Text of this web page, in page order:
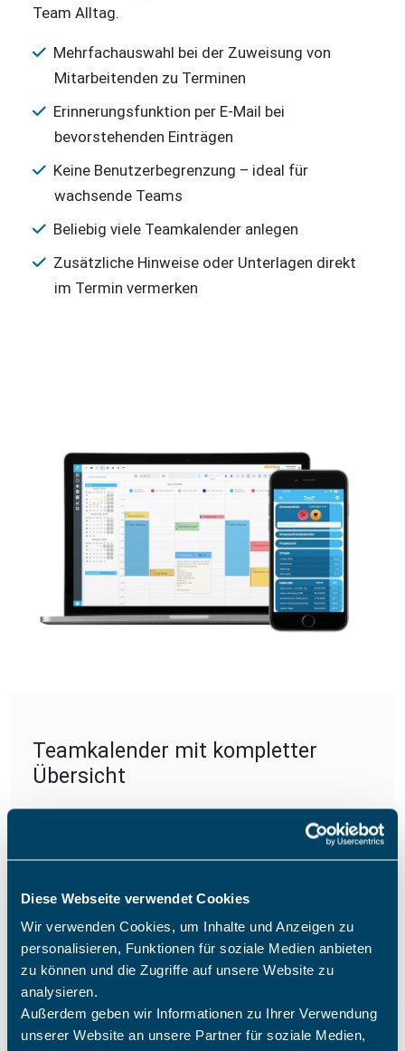
Diese Webseite verwendet Cookies
Wir verwenden Cookies, um Inhalte und Anzeigen zu
personalisieren, Funktionen für soziale Medien anbieten
zu können und die Zugriffe auf unsere Website zu
analysieren.
Außerdem geben wir Informationen zu Ihrer Verwendung
unserer Website an unsere Partner für soziale Medien,
Team Alltag.
Mehrfachauswahl bei der Zuweisung von
Mitarbeitenden zu Terminen
Erinnerungsfunktion per E-Mail bei
bevorstehenden Einträgen
Keine Benutzerbegrenzung – ideal für
wachsende Teams
Beliebig viele Teamkalender anlegen
Zusätzliche Hinweise oder Unterlagen direkt
im Termin vermerken
Teamkalender mit kompletter
Übersicht
Alle Termine auf einer Oberfläche – sortiert,
filterbar und farblich gegliedert. Sie sehen die
erkennen sofort freie Zeiten, Überschneidungen
und wichtige Fristen. Unser
Gruppenterminkalender schafft Ordnung im
Alltag und verbessert Ihre Terminplanung
deutlich.
Übersicht über alle Termine im Unternehmen